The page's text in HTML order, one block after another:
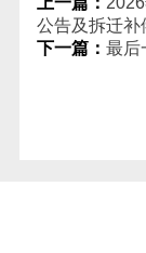
公告及拆迁
下一篇：最后